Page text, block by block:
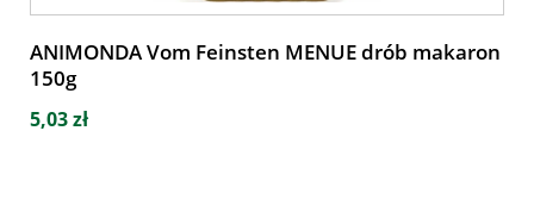
ANIMONDA Vom Feinsten MENUE drób makaron
150g
5,03 zł